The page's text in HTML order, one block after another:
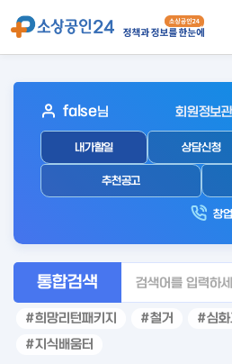
아
웃
로
인
false님 회원정보
내가할일 상담신청
추천공고
창
통합검색
희망리턴패키지 철거 심
지식배움터